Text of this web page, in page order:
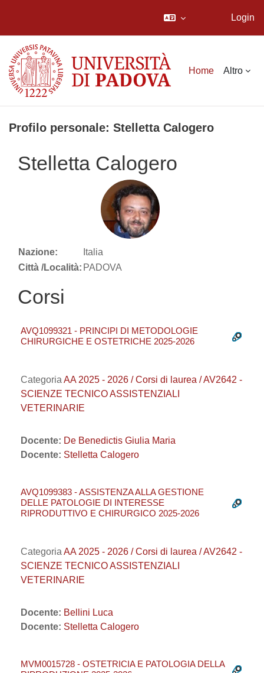
Login
Home Altro
Profilo personale: Stelletta Calogero
Stelletta Calogero
Nazione:
Italia
Città /Località: PADOVA
Corsi
AVQ1099321 - PRINCIPI DI METODOLOGIE
CHIRURGICHE E OSTETRICHE 2025-2026
Categoria AA 2025 - 2026 / Corsi di laurea / AV2642 -
SCIENZE TECNICO ASSISTENZIALI
VETERINARIE
Docente: De Benedictis Giulia Maria
Docente: Stelletta Calogero
AVQ1099383 - ASSISTENZA ALLA GESTIONE
DELLE PATOLOGIE DI INTERESSE
RIPRODUTTIVO E CHIRURGICO 2025-2026
Categoria AA 2025 - 2026 / Corsi di laurea / AV2642 -
SCIENZE TECNICO ASSISTENZIALI
VETERINARIE
Docente: Bellini Luca
Docente: Stelletta Calogero
MVM0015728 - OSTETRICIA E PATOLOGIA DELLA